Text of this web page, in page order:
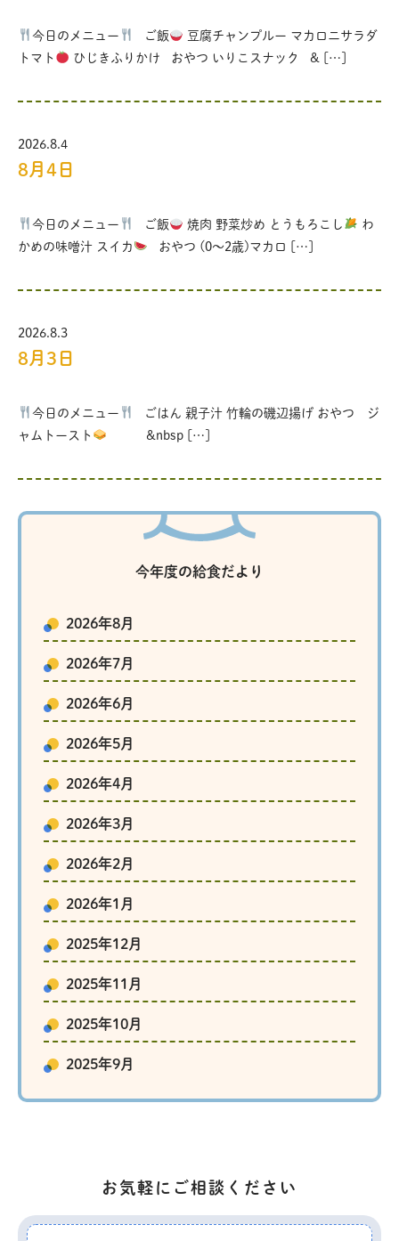
今日のメニュー ご飯
豆腐チャンプルー マカロニサラダ
トマト
ひじきふりかけ おやつ いりこスナック & […]
2026.8.4
8月4日
今日のメニュー ご飯 焼肉 野菜炒め とうもろこし
わ
かめの味噌汁 スイカ
おやつ (0〜2歳)マカロ […]
2026.8.3
8月3日
今日のメニュー
ごはん 親子汁 竹輪の磯辺揚げ おやつ ジ
ャムトースト
&nbsp […]
今年度の給食だより
2026年8月
2026年7月
2026年6月
2026年5月
2026年4月
2026年3月
2026年2月
2026年1月
2025年12月
2025年11月
2025年10月
2025年9月
お気軽にご相談ください